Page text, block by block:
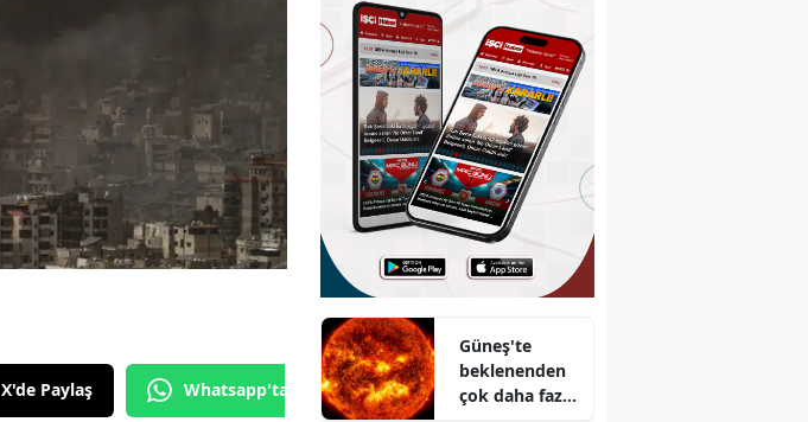
X'de Paylaş Whatsapp'tan Gönder
Güneş'te
beklenenden
çok daha fazla